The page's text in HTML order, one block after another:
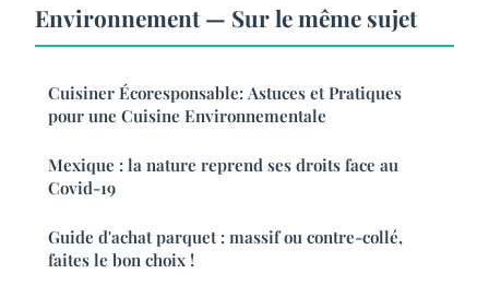
Environnement — Sur le même sujet
Cuisiner Écoresponsable: Astuces et Pratiques
pour une Cuisine Environnementale
Mexique : la nature reprend ses droits face au
Covid-19
Guide d'achat parquet : massif ou contre-collé,
faites le bon choix !